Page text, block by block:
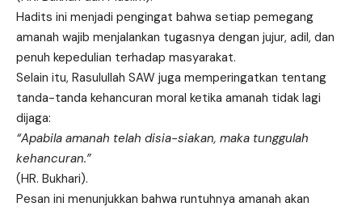
Hadits ini menjadi pengingat bahwa setiap pemegang
amanah wajib menjalankan tugasnya dengan jujur, adil, dan
penuh kepedulian terhadap masyarakat.
Selain itu, Rasulullah SAW juga memperingatkan tentang
tanda-tanda kehancuran moral ketika amanah tidak lagi
dijaga:
“Apabila amanah telah disia-siakan, maka tunggulah
kehancuran.”
(HR. Bukhari).
Pesan ini menunjukkan bahwa runtuhnya amanah akan